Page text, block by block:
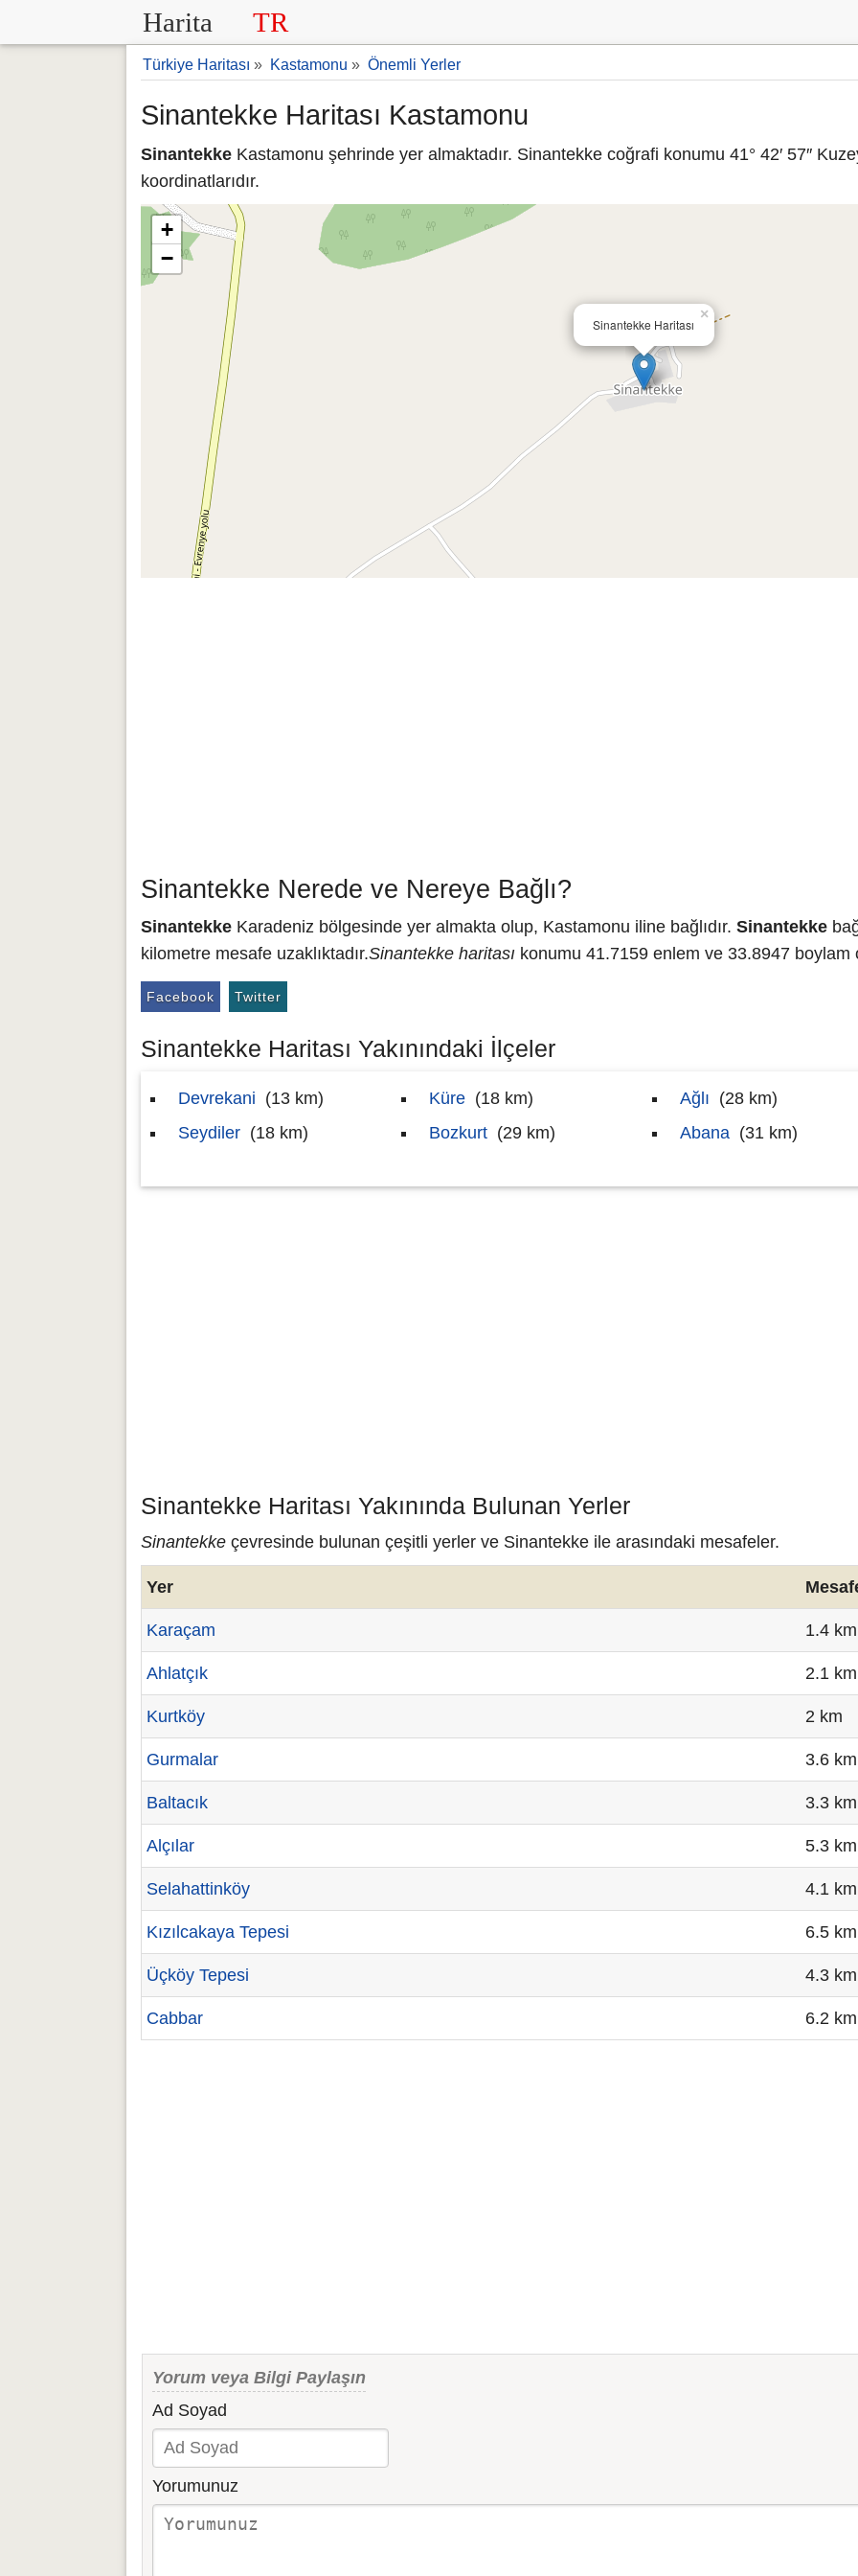
Harita TR
Türkiye Haritası » Kastamonu » Önemli Yerler
Sinantekke Haritası Kastamonu
Sinantekke Kastamonu şehrinde yer almaktadır. Sinantekke coğrafi konumu 41° 42′ 57″
koordinatlarıdır.
Sinantekke Haritası
×
+
−
Sinantekke Nerede ve Nereye Bağlı?
Sinantekke Karadeniz bölgesinde yer almakta olup, Kastamonu iline bağlıdır. Sinantekke
kilometre mesafe uzaklıktadır.Sinantekke haritası konumu 41.7159 enlem ve 33.8947
Facebook Twitter
Sinantekke Haritası Yakınındaki İlçeler
Devrekani (13 km)
Seydiler (18 km)
Küre (18 km)
Bozkurt (29 km)
Ağlı (28 km)
Abana (31 km)
Sinantekke Haritası Yakınında Bulunan Yerler
Sinantekke çevresinde bulunan çeşitli yerler ve Sinantekke ile arasındaki mesafeler.
Yer
Karaçam 1.4 km
Ahlatçık 2.1 km
Kurtköy 2 km
Gurmalar 3.6 km
Baltacık 3.3 km
Alçılar 5.3 km
Selahattinköy 4.1 km
Kızılcakaya Tepesi 6.5 km
Üçköy Tepesi 4.3 km
Cabbar 6.2 km
Yorum veya Bilgi Paylaşın
Ad Soyad
Yorumunuz